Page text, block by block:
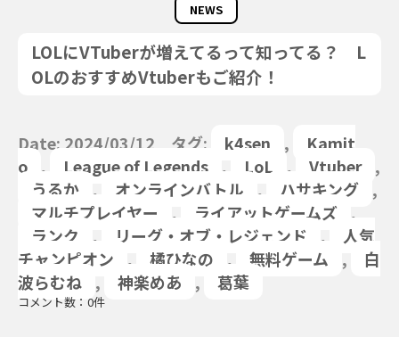
NEWS
LOLにVTuberが増えてるって知ってる？ L
OLのおすすめVtuberもご紹介！
Date: 2024/03/12 タグ: k4sen ,
Kamit
o
, League of Legends , LoL , Vtuber
,
うるか
, オンラインバトル , ハサキング
,
マルチプレイヤー
, ライアットゲームズ
,
ランク
, リーグ・オブ・レジェンド ,
人気
チャンピオン
, 橘ひなの , 無料ゲーム ,
白
波らむね
, 神楽めあ , 葛葉
コメント数：0件